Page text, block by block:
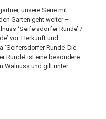
unsere Serie mit
Garten geht weiter –
‘Seifersdorfer Runde’ /
vor. Herkunft und
Runde’ Die
Runde’ ist eine besondere
Walnuss und gilt unter